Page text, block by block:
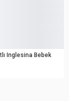
Inglesina Bebek